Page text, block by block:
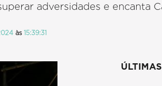
adversidades e encanta
às 15:39:31